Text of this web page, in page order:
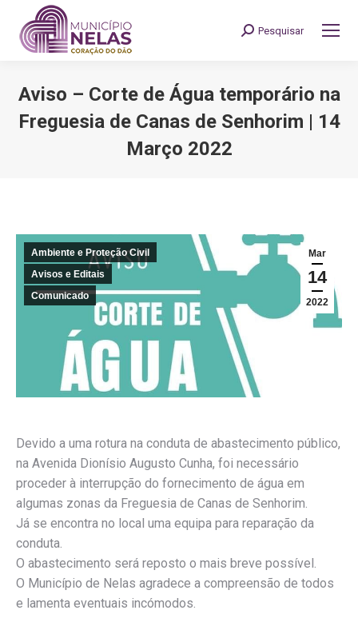
Search:
Pesquisar
Aviso – Corte de Água temporário na
Freguesia de Canas de Senhorim | 14
Março 2022
Mar
14
2022
Ambiente e Proteção Civil
Avisos e Editais
Comunicado
Devido a uma rotura na conduta de abastecimento público,
na Avenida Dionísio Augusto Cunha, foi necessário
proceder à interrupção do fornecimento de água em
algumas zonas da Freguesia de Canas de Senhorim.
Já se encontra no local uma equipa para reparação da
conduta.
O abastecimento será reposto o mais breve possível.
O Município de Nelas agradece a compreensão de todos
e lamenta eventuais incómodos.